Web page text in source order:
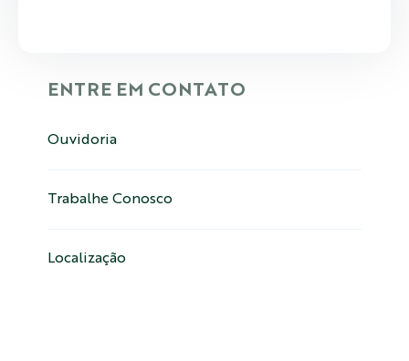
ENTRE EM CONTATO
Ouvidoria
Trabalhe Conosco
Localização